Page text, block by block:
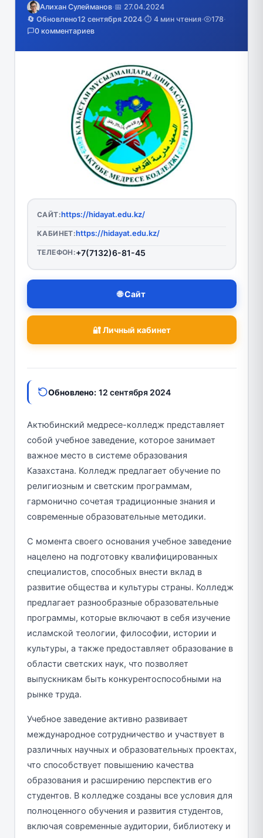
Алихан Сулейманов·📅 27.04.2024
🔄 Обновлено12 сентября 2024·⏱️ 4 мин чтения· 178·
0 комментариев
САЙТ:https://hidayat.edu.kz/
КАБИНЕТ:https://hidayat.edu.kz/
ТЕЛЕФОН:+7(7132)6-81-45
🌐 Сайт
🔐 Личный кабинет
Обновлено: 12 сентября 2024
Актюбинский медресе-колледж представляет
собой учебное заведение, которое занимает
важное место в системе образования
Казахстана. Колледж предлагает обучение по
религиозным и светским программам,
гармонично сочетая традиционные знания и
современные образовательные методики.
С момента своего основания учебное заведение
нацелено на подготовку квалифицированных
специалистов, способных внести вклад в
развитие общества и культуры страны. Колледж
предлагает разнообразные образовательные
программы, которые включают в себя изучение
исламской теологии, философии, истории и
культуры, а также предоставляет образование в
области светских наук, что позволяет
выпускникам быть конкурентоспособными на
рынке труда.
Учебное заведение активно развивает
международное сотрудничество и участвует в
различных научных и образовательных проектах,
что способствует повышению качества
образования и расширению перспектив его
студентов. В колледже созданы все условия для
полноценного обучения и развития студентов,
включая современные аудитории, библиотеку и